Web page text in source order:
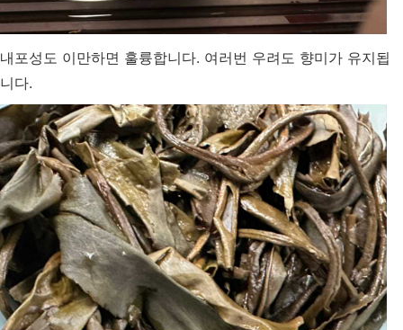
내포성도 이만하면 훌륭합니다. 여러번 우려도 향미가 유지됩
니다.